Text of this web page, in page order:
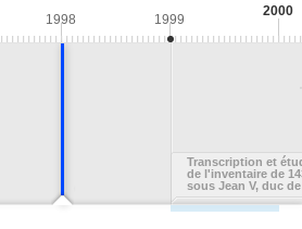
Transcription et
de l'inventaire de
sous Jean V, duc de
Bretagne,
GOUEFFLEC
2000
1998 1999